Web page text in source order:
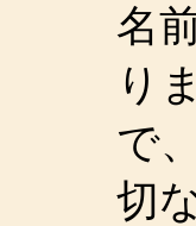
名
り
で
切